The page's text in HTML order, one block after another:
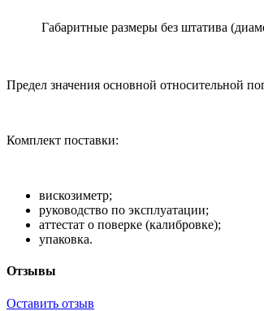
Габаритные размеры без штатива
Предел значения основной относительной
Комплект поставки:
вискозиметр;
руководство по эксплуатации;
аттестат о поверке (калибровке);
упаковка.
Отзывы
Оставить отзыв